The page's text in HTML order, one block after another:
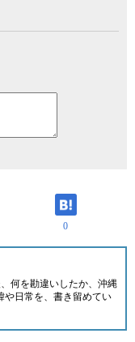
0
何を勘違いしたか、沖縄
や日常を、書き留めてい